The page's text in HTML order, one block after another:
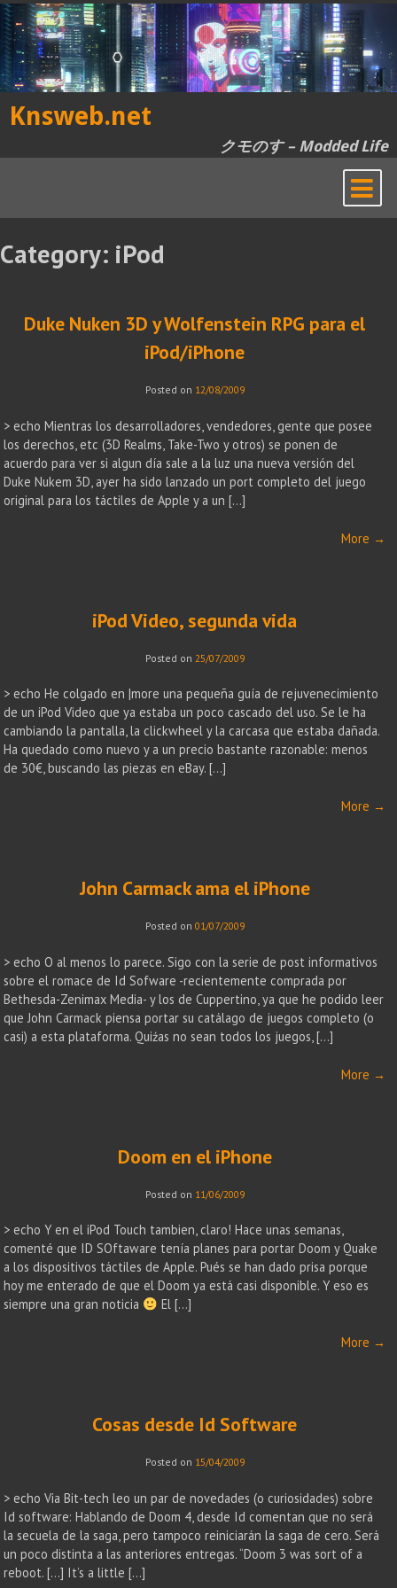
Skip
to
content
Knsweb.net
クモのす – Modded Life
Category: iPod
Duke Nuken 3D y Wolfenstein RPG para el
iPod/iPhone
Posted on 12/08/2009
> echo Mientras los desarrolladores, vendedores, gente que posee
los derechos, etc (3D Realms, Take-Two y otros) se ponen de
acuerdo para ver si algun día sale a la luz una nueva versión del
Duke Nukem 3D, ayer ha sido lanzado un port completo del juego
original para los táctiles de Apple y a un […]
More →
iPod Video, segunda vida
Posted on 25/07/2009
> echo He colgado en |more una pequeña guía de rejuvenecimiento
de un iPod Video que ya estaba un poco cascado del uso. Se le ha
cambiando la pantalla, la clickwheel y la carcasa que estaba dañada.
Ha quedado como nuevo y a un precio bastante razonable: menos
de 30€, buscando las piezas en eBay. […]
More →
John Carmack ama el iPhone
Posted on 01/07/2009
> echo O al menos lo parece. Sigo con la serie de post informativos
sobre el romace de Id Sofware -recientemente comprada por
Bethesda-Zenimax Media- y los de Cuppertino, ya que he podido leer
que John Carmack piensa portar su catálago de juegos completo (o
casi) a esta plataforma. Quiźas no sean todos los juegos, […]
More →
Doom en el iPhone
Posted on 11/06/2009
> echo Y en el iPod Touch tambien, claro! Hace unas semanas,
comenté que ID SOftaware tenía planes para portar Doom y Quake
a los dispositivos táctiles de Apple. Pués se han dado prisa porque
hoy me enterado de que el Doom ya está casi disponible. Y eso es
siempre una gran noticia
El […]
More →
Cosas desde Id Software
Posted on 15/04/2009
> echo Via Bit-tech leo un par de novedades (o curiosidades) sobre
Id software: Hablando de Doom 4, desde Id comentan que no será
la secuela de la saga, pero tampoco reiniciarán la saga de cero. Será
un poco distinta a las anteriores entregas. “Doom 3 was sort of a
reboot. […] It’s a little […]